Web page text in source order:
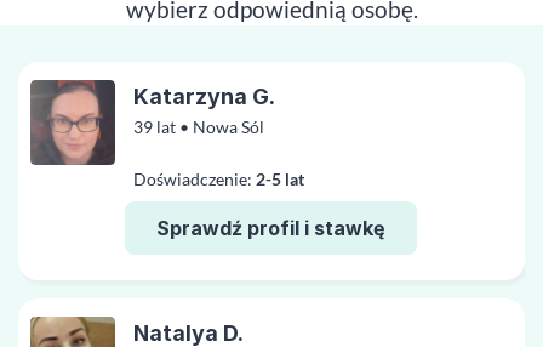
wybierz odpowiednią osobę.
39 lat • Nowa Sól
Doświadczenie: 2-5 lat
Sprawdź profil i stawkę
Katarzyna G.
Natalya D.